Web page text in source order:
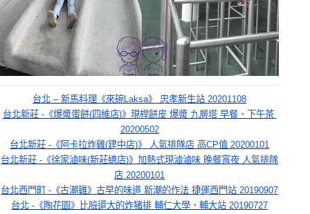
台北 – 新馬料理《來碗Laksa》 忠孝新生站 20201108
台北新莊 -《爆漿蛋餅(四維店)》現桿餅皮 爆漿 九層塔 早餐、下午茶
20200502
台北新莊 -《阿卡拉炸雞(建中店)》 人氣排隊店 高CP值 20200101
台北新莊 -《徐家滷味(新莊總店)》加熱式現滷滷味 晚餐宵夜 人氣排隊
店 20200101
台北西門町 -《古潮雞》古早的味道 新潮的作法 捷運西門站 20190907
台北 -《陶花園》比臉還大的炸猪排 輔仁大學、輔大站 20190727